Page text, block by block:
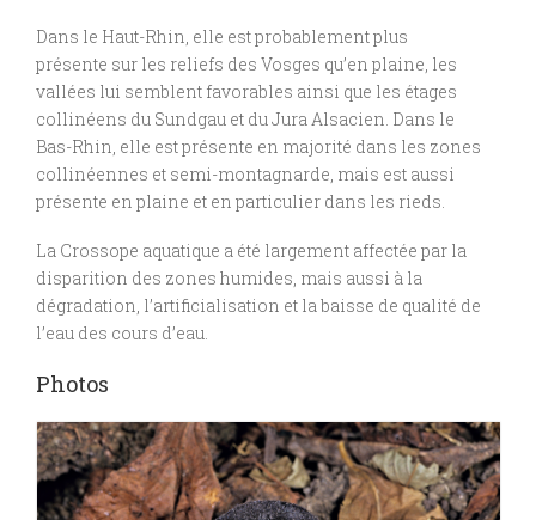
Dans le Haut-Rhin, elle est probablement plus
présente sur les reliefs des Vosges qu’en plaine, les
vallées lui semblent favorables ainsi que les étages
collinéens du Sundgau et du Jura Alsacien. Dans le
Bas-Rhin, elle est présente en majorité dans les zones
collinéennes et semi-montagnarde, mais est aussi
présente en plaine et en particulier dans les rieds.
La Crossope aquatique a été largement affectée par la
disparition des zones humides, mais aussi à la
dégradation, l’artificialisation et la baisse de qualité de
l’eau des cours d’eau.
Photos